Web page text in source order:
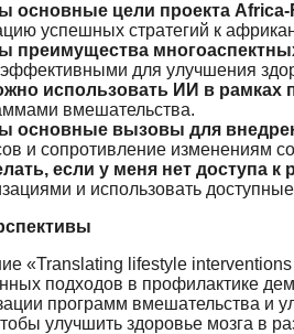
основные цели проекта Africa-
успешных стратегий к
преимущества
для улучшения
использовать ИИ в рамках
вмешательства.
основные вызовы для
и сопротивление изменениям
если у меня нет доступа
и использовать
«Translating lifestyle
подходов в профилактике
программ вмешательства и
улучшить здоровье мозга в